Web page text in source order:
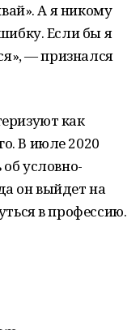
А я никому
Если бы я
— признался
как
В июле 2020
условно-
он выйдет на
в профессию.